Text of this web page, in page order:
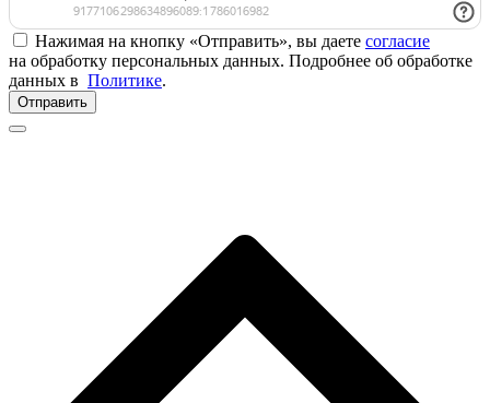
Нажимая на кнопку «Отправить», вы даете согласие
на обработку персональных данных. Подробнее об обработке
данных в Политике.
Отправить